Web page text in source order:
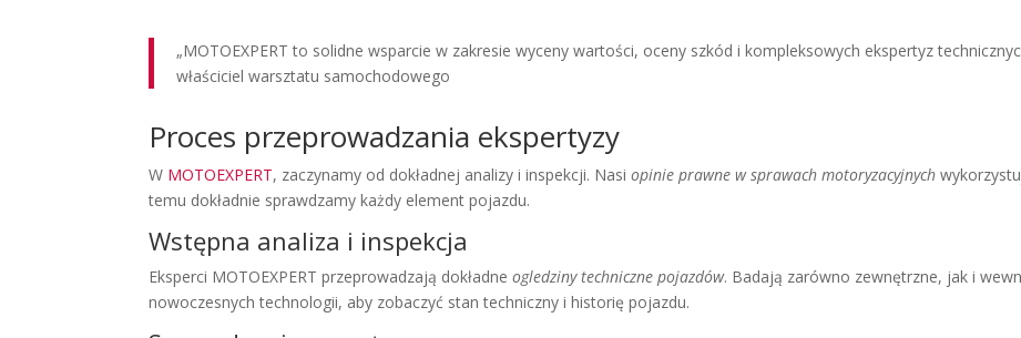
„MOTOEXPERT to solidne wsparcie w zakresie wyceny wartości, oceny szkód i kompleksowych ekspertyz
właściciel warsztatu samochodowego
Proces przeprowadzania ekspertyzy
W MOTOEXPERT, zaczynamy od dokładnej analizy i inspekcji. Nasiopinie prawne w sprawach motoryzacyjnych
temu dokładnie sprawdzamy każdy element pojazdu.
Wstępna analiza i inspekcja
Eksperci MOTOEXPERT przeprowadzają dokładneogledziny techniczne pojazdów. Badają zarówno zewnętrzne, jak i
nowoczesnych technologii, aby zobaczyć stan techniczny i historię pojazdu.